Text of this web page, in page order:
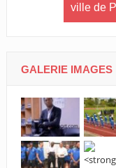
ville de
GALERIE IMAGES